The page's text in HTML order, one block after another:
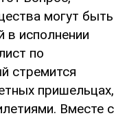
могут быть
в исполнении
по
стремится
пришельцах,
Вместе с